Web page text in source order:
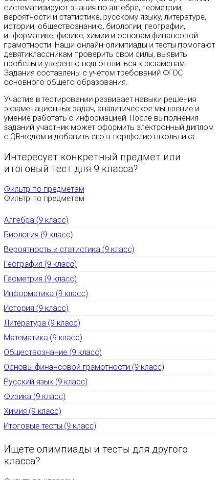
систематизируют знания по алгебре, геометрии,
вероятности и статистике, русскому языку, литературе,
истории, обществознанию, биологии, географии,
информатике, физике, химии и основам финансовой
грамотности. Наши онлайн-олимпиады и тесты помогают
девятиклассникам проверить свои силы, выявить
пробелы и уверенно подготовиться к экзаменам.
Задания составлены с учётом требований ФГОС
основного общего образования.
Участие в тестировании развивает навыки решения
экзаменационных задач, аналитическое мышление и
умение работать с информацией. После выполнения
заданий участник может оформить электронный диплом
с QR-кодом и добавить его в портфолио школьника.
Интересует конкретный предмет или
итоговый тест для 9 класса?
Фильтр по предметам
Фильтр по предметам
Алгебра (9 класс)
Биология (9 класс)
Вероятность и статистика (9 класс)
География (9 класс)
Геометрия (9 класс)
Информатика (9 класс)
История (9 класс)
Литература (9 класс)
Математика (9 класс)
Обществознание (9 класс)
Основы финансовой грамотности (9 класс)
Русский язык (9 класс)
Физика (9 класс)
Химия (9 класс)
Итоговые тесты (9 класс)
Ищете олимпиады и тесты для другого
класса?